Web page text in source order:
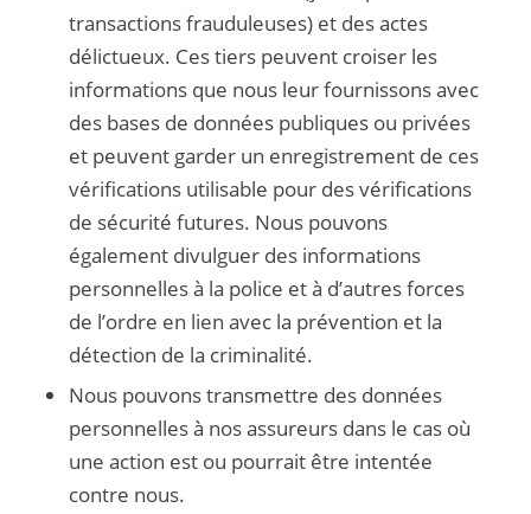
transactions frauduleuses) et des actes
délictueux. Ces tiers peuvent croiser les
informations que nous leur fournissons avec
des bases de données publiques ou privées
et peuvent garder un enregistrement de ces
vérifications utilisable pour des vérifications
de sécurité futures. Nous pouvons
également divulguer des informations
personnelles à la police et à d’autres forces
de l’ordre en lien avec la prévention et la
détection de la criminalité.
Nous pouvons transmettre des données
personnelles à nos assureurs dans le cas où
une action est ou pourrait être intentée
contre nous.